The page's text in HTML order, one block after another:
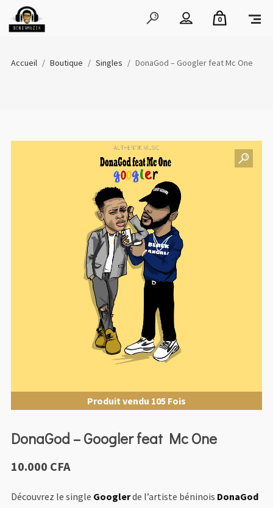
0
Accueil / Boutique / Singles / DonaGod – Googler feat Mc One
Produit vendu 105 Fois
DonaGod – Googler feat Mc One
10.000 CFA
Découvrez le single Googlerde l’artiste béninois DonaGod